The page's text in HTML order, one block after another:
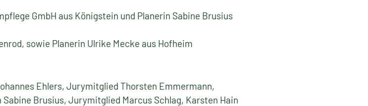
GmbH aus Königstein und Planerin Sabine Brusius
sowie Planerin Ulrike Mecke aus Hofheim
Ehlers, Jurymitglied Thorsten Emmermann,
Brusius, Jurymitglied Marcus Schlag, Karsten Hain